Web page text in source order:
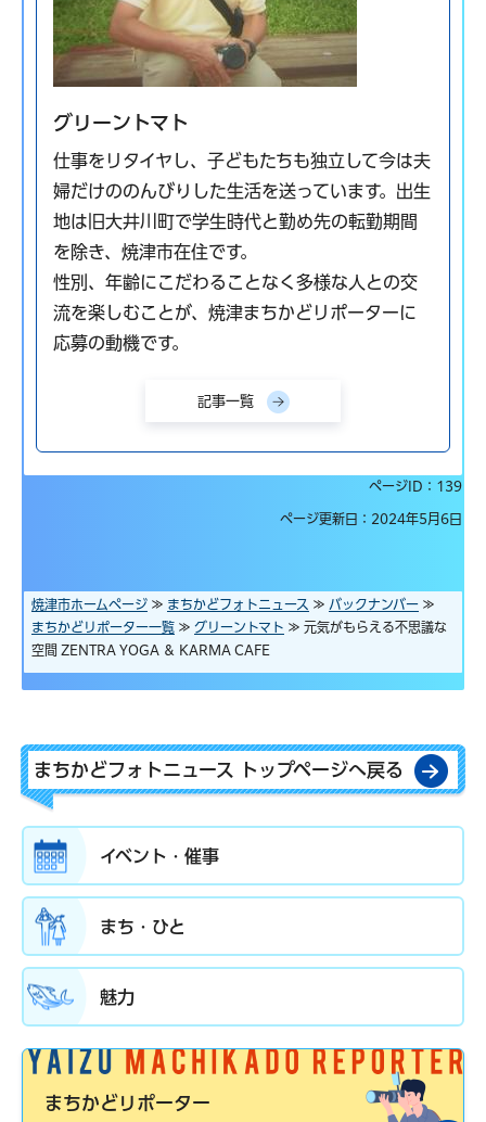
グリーントマト
仕事をリタイヤし、子どもたちも独立して今は夫
婦だけののんびりした生活を送っています。出生
地は旧大井川町で学生時代と勤め先の転勤期間
を除き、焼津市在住です。
性別、年齢にこだわることなく多様な人との交
流を楽しむことが、焼津まちかどリポーターに
応募の動機です。
記事一覧
ページID：139
ページ更新日：2024年5月6日
焼津市ホームページ ≫ まちかどフォトニュース ≫ バックナンバー ≫
まちかどリポーター一覧 ≫ グリーントマト ≫ 元気がもらえる不思議な
空間 ZENTRA YOGA ＆ KARMA CAFE
まちかどフォトニュース トップページへ戻る
イベント・催事
まち・ひと
魅力
まちかどリポーター